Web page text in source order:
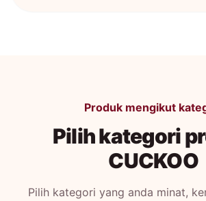
Produk mengikut
Pilih kategori
CUCKOO
Pilih kategori yang anda minat,